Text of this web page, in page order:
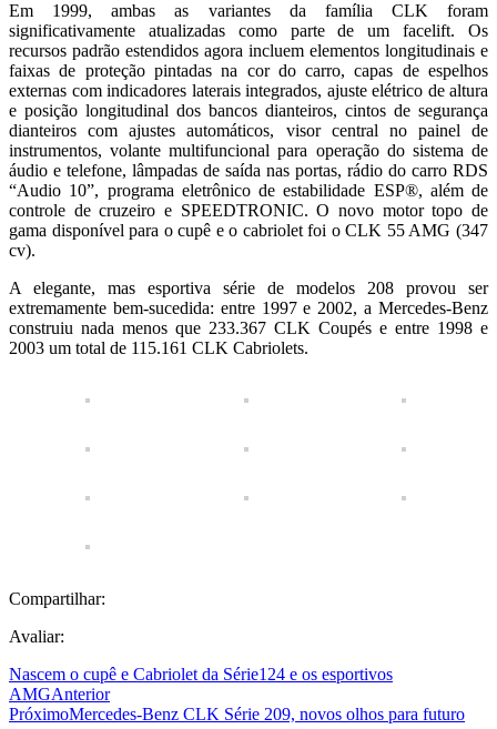
Em 1999, ambas as variantes da família CLK foram
significativamente atualizadas como parte de um facelift. Os
recursos padrão estendidos agora incluem elementos longitudinais e
faixas de proteção pintadas na cor do carro, capas de espelhos
externas com indicadores laterais integrados, ajuste elétrico de altura
e posição longitudinal dos bancos dianteiros, cintos de segurança
dianteiros com ajustes automáticos, visor central no painel de
instrumentos, volante multifuncional para operação do sistema de
áudio e telefone, lâmpadas de saída nas portas, rádio do carro RDS
“Audio 10”, programa eletrônico de estabilidade ESP®, além de
controle de cruzeiro e SPEEDTRONIC. O novo motor topo de
gama disponível para o cupê e o cabriolet foi o CLK 55 AMG (347
cv).
A elegante, mas esportiva série de modelos 208 provou ser
extremamente bem-sucedida: entre 1997 e 2002, a Mercedes-Benz
construiu nada menos que 233.367 CLK Coupés e entre 1998 e
2003 um total de 115.161 CLK Cabriolets.
Compartilhar:
Avaliar:
Nascem o cupê e Cabriolet da Série124 e os esportivos
AMGAnterior
PróximoMercedes-Benz CLK Série 209, novos olhos para futuro